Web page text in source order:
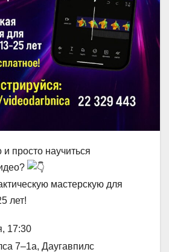
просто научиться
мастерскую для
лет!
17:30
7–1а, Даугавпилс